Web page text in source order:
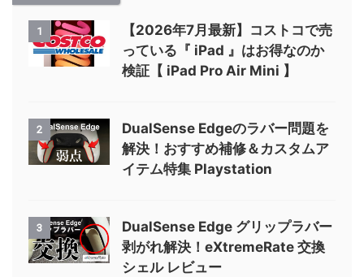
1
【2026年7月最新】コストコで売
っている『 iPad 』はお得なのか
検証【 iPad Pro Air Mini 】
2
DualSense Edgeのラバー問題を
解決！おすすめ補修＆カスタムア
イテム特集 Playstation
3
DualSense Edge グリップラバー
剥がれ解決！eXtremeRate 交換
シェル レビュー